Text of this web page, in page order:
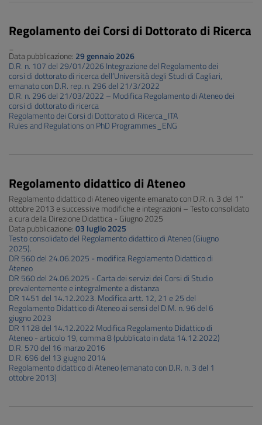
Regolamento dei Corsi di Dottorato di Ricerca
Data pubblicazione: 29 gennaio 2026
D.R. n. 107 del 29/01/2026 Integrazione del Regolamento dei
corsi di dottorato di ricerca dell’Università degli Studi di Cagliari,
emanato con D.R. rep. n. 296 del 21/3/2022
D.R. n. 296 del 21/03/2022 – Modifica Regolamento di Ateneo dei
corsi di dottorato di ricerca
Regolamento dei Corsi di Dottorato di Ricerca_ITA
Rules and Regulations on PhD Programmes_ENG
Regolamento didattico di Ateneo
Regolamento didattico di Ateneo vigente emanato con D.R. n. 3 del 1°
ottobre 2013 e successive modifiche e integrazioni – Testo consolidato
a cura della Direzione Didattica - Giugno 2025
Data pubblicazione:03 luglio 2025
Testo consolidato del Regolamento didattico di Ateneo (Giugno
2025).
DR 560 del 24.06.2025 - modifica Regolamento Didattico di
Ateneo
DR 560 del 24.06.2025 - Carta dei servizi dei Corsi di Studio
prevalentemente e integralmente a distanza
DR 1451 del 14.12.2023. Modifica artt. 12, 21 e 25 del
Regolamento Didattico di Ateneo ai sensi del D.M. n. 96 del 6
giugno 2023
DR 1128 del 14.12.2022 Modifica Regolamento Didattico di
Ateneo - articolo 19, comma 8 (pubblicato in data 14.12.2022)
D.R. 570 del 16 marzo 2016
D.R. 696 del 13 giugno 2014
Regolamento didattico di Ateneo (emanato con D.R. n. 3 del 1
ottobre 2013)